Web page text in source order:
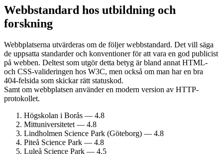
Webbstandard hos utbildning och
forskning
Webbplatserna utvärderas om de följer webbstandard. Det vill säga
de uppsatta standarder och konventioner för att vara en god publicist
på webben. Deltest som utgör detta betyg är bland annat HTML-
och CSS-valideringen hos W3C, men också om man har en bra
404-felsida som skickar rätt statuskod.
Samt om webbplatsen använder en modern version av HTTP-
protokollet.
Högskolan i Borås — 4.8
Mitt­universitetet — 4.8
Lindholmen Science Park (Göteborg) — 4.8
Piteå Science Park — 4.8
Luleå Science Park — 4.5